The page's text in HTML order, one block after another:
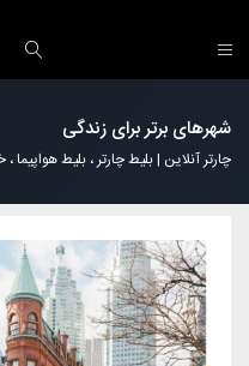
شهرهای برتر برای زندگی
چارتر آنلاین | بلیط چارتر ، بلیط هواپیما ،